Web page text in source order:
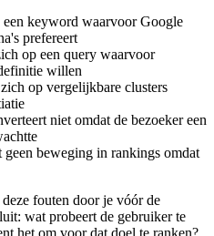
keyword waarvoor Google
prefereert
op een query waarvoor
willen
op vergelijkbare clusters
niet omdat de bezoeker een
beweging in rankings omdat
fouten door je vóór de
wat probeert de gebruiker te